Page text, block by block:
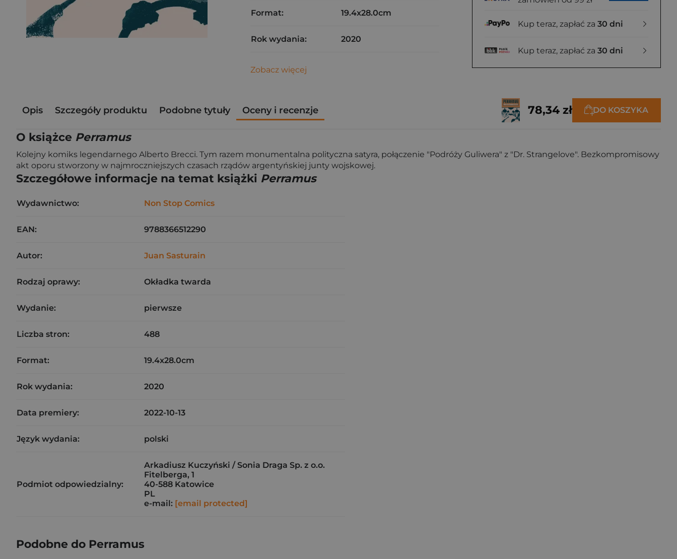
Kup teraz, zapłać za 30 dni
Kup teraz, zapłać za 30 dni
Format: 19.4x28.0cm
Rok wydania: 2020
Zobacz więcej
Opis Szczegóły produktu Podobne tytuły Oceny i recenzje 78,34 zł DO KOSZYKA
O książce Perramus
Kolejny komiks legendarnego Alberto Brecci. Tym razem monumentalna polityczna satyra, połączenie "Podróży Guliwera" z "Dr. Strangelove". Bezkompromisowy
akt oporu stworzony w najmroczniejszych czasach rządów argentyńskiej junty wojskowej.
Szczegółowe informacje na temat książki Perramus
Wydawnictwo: Non Stop Comics
EAN: 9788366512290
Autor: Juan Sasturain
Rodzaj oprawy: Okładka twarda
Wydanie: pierwsze
Liczba stron: 488
Format: 19.4x28.0cm
Rok wydania: 2020
Data premiery: 2022-10-13
Język wydania: polski
Podmiot odpowiedzialny:
Arkadiusz Kuczyński / Sonia Draga Sp. z o.o.
Fitelberga, 1
40-588 Katowice
PL
e-mail: [email protected]
Podobne do Perramus